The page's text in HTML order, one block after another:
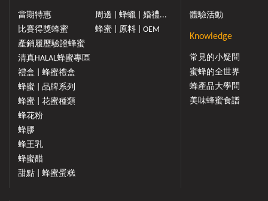
當期特惠
比賽得獎蜂蜜
產銷履歷驗證蜂蜜
清真HALAL蜂蜜專區
禮盒 | 蜂蜜禮盒
蜂蜜 | 品牌系列
蜂蜜 | 花蜜種類
蜂花粉
蜂膠
蜂王乳
蜂蜜醋
甜點 | 蜂蜜蛋糕
周邊 | 蜂蠟 | 婚禮...
蜂蜜 | 原料 | OEM
體驗活動
Knowledge
常見的小疑問
蜜蜂的全世界
蜂產品大學問
美味蜂蜜食譜